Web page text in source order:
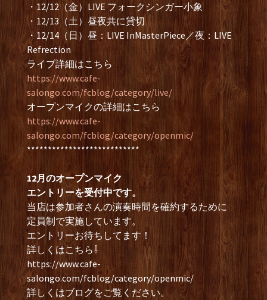
・12/12（金）LIVE フォークシンガー小象
・12/13（土）昼夜共に貸切
・12/14（日）昼：LIVE InMasterPiece／夜：LIVE
Refrection
ライブ詳細はこちら
https://www.cafe-
salongo.com/fcblog/category/live/
オープンマイクの詳細はこちら
https://www.cafe-
salongo.com/fcblog/category/openmic/
***************************
12月のオープンマイク
エントリーを受付中です。
当店は参加者さんの演奏時間を確約するために
定員制で実施しています。
エントリーお待ちしてます！
詳しくはこちら⇩
https://www.cafe-
salongo.com/fcblog/category/openmic/
詳しくはブログをご覧ください。